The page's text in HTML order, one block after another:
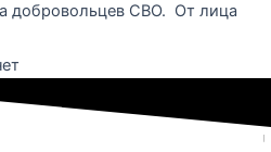
добровольцев СВО. От лица